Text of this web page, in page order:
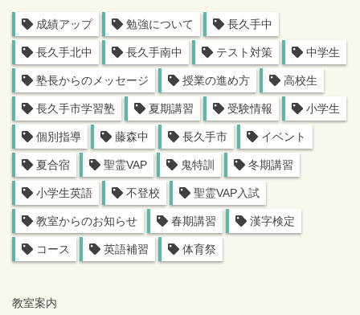
成績アップ 勉強について 長久手中
長久手北中 長久手南中 テスト対策 中学生
塾長からのメッセージ 授業の進め方 高校生
長久手市学習塾 夏期講習 受験情報 小学生
個別指導 藤森中 長久手市 イベント
夏合宿 聖霊VAP 鬼特訓 冬期講習
小学生英語 不登校 聖霊VAP入試
教室からのお知らせ 春期講習 漢字検定
コース 英語補習 体育祭
教室案内